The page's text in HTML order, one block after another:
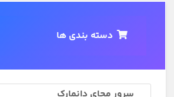
دسته بندی ها